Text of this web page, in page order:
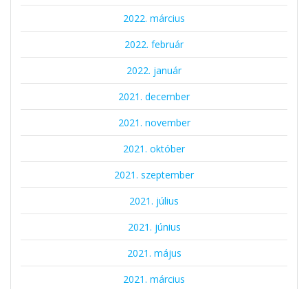
2022. március
2022. február
2022. január
2021. december
2021. november
2021. október
2021. szeptember
2021. július
2021. június
2021. május
2021. március